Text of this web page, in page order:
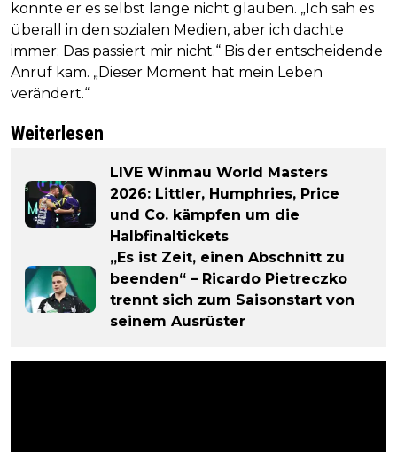
konnte er es selbst lange nicht glauben. „Ich sah es
überall in den sozialen Medien, aber ich dachte
immer: Das passiert mir nicht.“ Bis der entscheidende
Anruf kam. „Dieser Moment hat mein Leben
verändert.“
Weiterlesen
LIVE Winmau World Masters
2026: Littler, Humphries, Price
und Co. kämpfen um die
Halbfinaltickets
„Es ist Zeit, einen Abschnitt zu
beenden“ – Ricardo Pietreczko
trennt sich zum Saisonstart von
seinem Ausrüster